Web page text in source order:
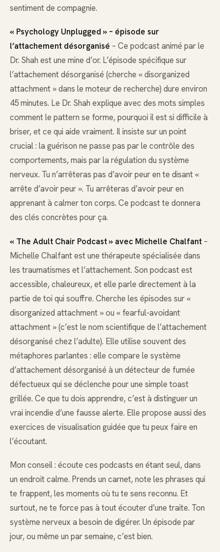
sentiment de compagnie.
« Psychology Unplugged » – épisode sur
l’attachement désorganisé – Ce podcast animé par le
Dr. Shah est une mine d’or. L’épisode spécifique sur
l’attachement désorganisé (cherche « disorganized
attachment » dans le moteur de recherche) dure environ
45 minutes. Le Dr. Shah explique avec des mots simples
comment le pattern se forme, pourquoi il est si difficile à
briser, et ce qui aide vraiment. Il insiste sur un point
crucial : la guérison ne passe pas par le contrôle des
comportements, mais par la régulation du système
nerveux. Tu n’arrêteras pas d’avoir peur en te disant «
arrête d’avoir peur ». Tu arrêteras d’avoir peur en
apprenant à calmer ton corps. Ce podcast te donnera
des clés concrètes pour ça.
« The Adult Chair Podcast » avec Michelle Chalfant –
Michelle Chalfant est une thérapeute spécialisée dans
les traumatismes et l’attachement. Son podcast est
accessible, chaleureux, et elle parle directement à la
partie de toi qui souffre. Cherche les épisodes sur «
disorganized attachment » ou « fearful-avoidant
attachment » (c’est le nom scientifique de l’attachement
désorganisé chez l’adulte). Elle utilise souvent des
métaphores parlantes : elle compare le système
d’attachement désorganisé à un détecteur de fumée
défectueux qui se déclenche pour une simple toast
grillée. Ce que tu dois apprendre, c’est à distinguer un
vrai incendie d’une fausse alerte. Elle propose aussi des
exercices de visualisation guidée que tu peux faire en
l’écoutant.
Mon conseil : écoute ces podcasts en étant seul, dans
un endroit calme. Prends un carnet, note les phrases qui
te frappent, les moments où tu te sens reconnu. Et
surtout, ne te force pas à tout écouter d’une traite. Ton
système nerveux a besoin de digérer. Un épisode par
jour, ou même un par semaine, c’est bien.